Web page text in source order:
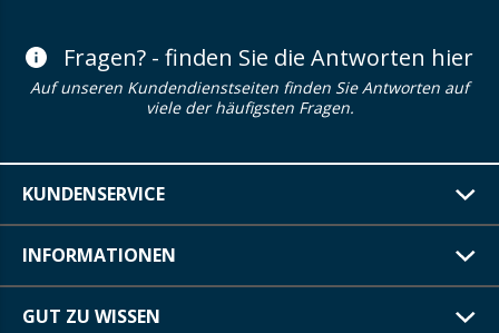
Fragen? - finden Sie die Antworten hier
Auf unseren Kundendienstseiten finden Sie Antworten auf
viele der häufigsten Fragen.
KUNDENSERVICE
INFORMATIONEN
GUT ZU WISSEN